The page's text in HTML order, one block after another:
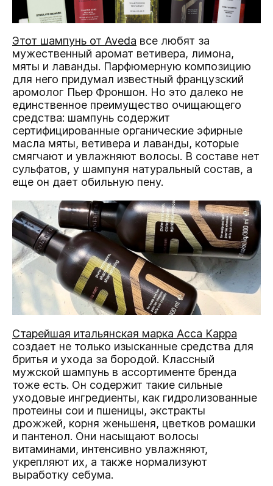
Этот шампунь от Aveda все любят за
мужественный аромат ветивера, лимона,
мяты и лаванды. Парфюмерную композицию
для него придумал известный французский
аромолог Пьер Фроншон. Но это далеко не
единственное преимущество очищающего
средства: шампунь содержит
сертифицированные органические эфирные
масла мяты, ветивера и лаванды, которые
смягчают и увлажняют волосы. В составе нет
сульфатов, у шампуня натуральный состав, а
еще он дает обильную пену.
Старейшая итальянская марка Acca Kappa
создает не только изысканные средства для
бритья и ухода за бородой. Классный
мужской шампунь в ассортименте бренда
тоже есть. Он содержит такие сильные
уходовые ингредиенты, как гидролизованные
протеины сои и пшеницы, экстракты
дрожжей, корня женьшеня, цветков ромашки
и пантенол. Они насыщают волосы
витаминами, интенсивно увлажняют,
укрепляют их, а также нормализуют
выработку себума.